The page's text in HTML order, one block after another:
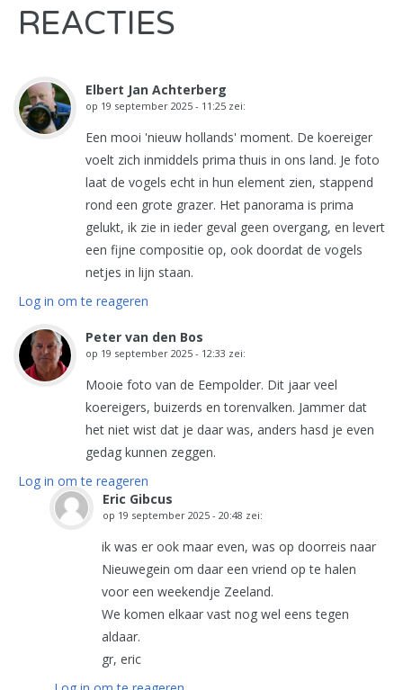
REACTIES
Elbert Jan Achterberg
op 19 september 2025 - 11:25 zei:
Een mooi 'nieuw hollands' moment. De koereiger
voelt zich inmiddels prima thuis in ons land. Je foto
laat de vogels echt in hun element zien, stappend
rond een grote grazer. Het panorama is prima
gelukt, ik zie in ieder geval geen overgang, en levert
een fijne compositie op, ook doordat de vogels
netjes in lijn staan.
Log in om te reageren
Peter van den Bos
op 19 september 2025 - 12:33 zei:
Mooie foto van de Eempolder. Dit jaar veel
koereigers, buizerds en torenvalken. Jammer dat
het niet wist dat je daar was, anders hasd je even
gedag kunnen zeggen.
Log in om te reageren
Eric Gibcus
op 19 september 2025 - 20:48 zei:
ik was er ook maar even, was op doorreis naar
Nieuwegein om daar een vriend op te halen
voor een weekendje Zeeland.
We komen elkaar vast nog wel eens tegen
aldaar.
gr, eric